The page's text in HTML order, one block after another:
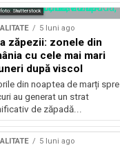
foto: Shutterstock
5 luni ago
zăpezii: zonele din
cu cele mai mari
după viscol
din noaptea de marți spre
au generat un strat
de zăpadă...
5 luni ago